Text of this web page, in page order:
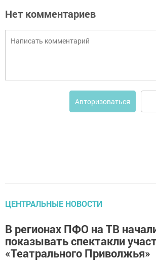
Нет комментариев
Авторизоваться
ЦЕНТРАЛЬНЫЕ НОВОСТИ
В регионах ПФО на ТВ
показывать спектакли
«Театрального Приволжья»